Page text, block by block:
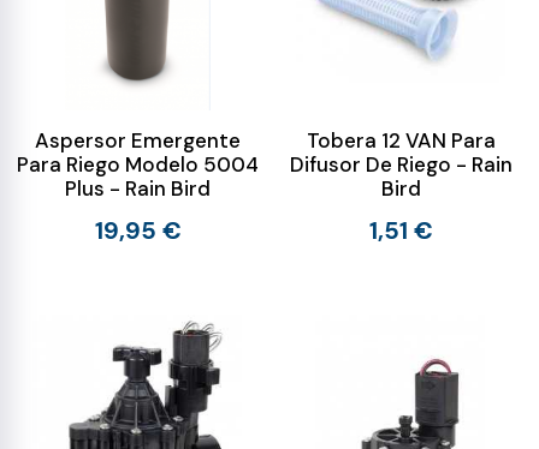
Aspersor Emergente
Para Riego Modelo 5004
Plus - Rain Bird
19,95 €
Tobera 12 VAN Para
Difusor De Riego - Rain
Bird
1,51 €